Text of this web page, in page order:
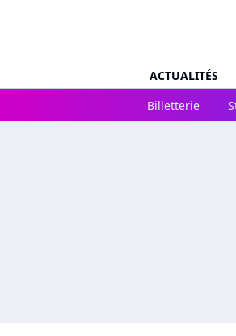
ACTUALITÉS
Billetterie